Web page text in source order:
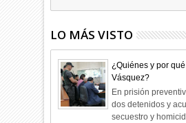
LO MÁS VISTO
¿Quiénes y por
Vásquez?
En prisión
dos detenidos y
secuestro y